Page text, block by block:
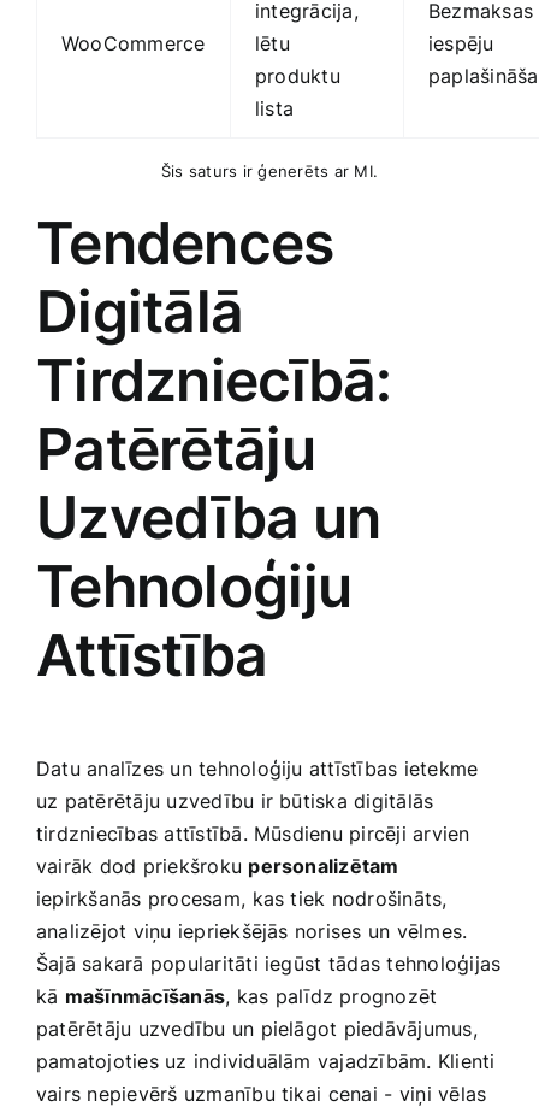
WooCommerce
integrācija,
lētu
produktu​
lista
Bezmaksas
iespēju
Šis saturs ⁣ir ģenerēts ar MI.
Tendences
Digitālā
Tirdzniecībā:
Patērētāju
Uzvedība un
Tehnoloģiju
Attīstība
Datu analīzes un tehnoloģiju attīstības ietekme
uz patērētāju uzvedību ir būtiska digitālās
tirdzniecības attīstībā. ​Mūsdienu pircēji arvien
vairāk dod priekšroku personalizētam
iepirkšanās procesam, ⁣kas tiek nodrošināts,
analizējot viņu iepriekšējās norises un vēlmes.
Šajā sakarā popularitāti iegūst ⁢tādas tehnoloģijas
kā mašīnmācīšanās, kas palīdz prognozēt
patērētāju uzvedību un​ pielāgot piedāvājumus,
pamatojoties uz individuālām vajadzībām. Klienti
vairs nepievērš uzmanību tikai⁤ cenai ⁢- viņi vēlas